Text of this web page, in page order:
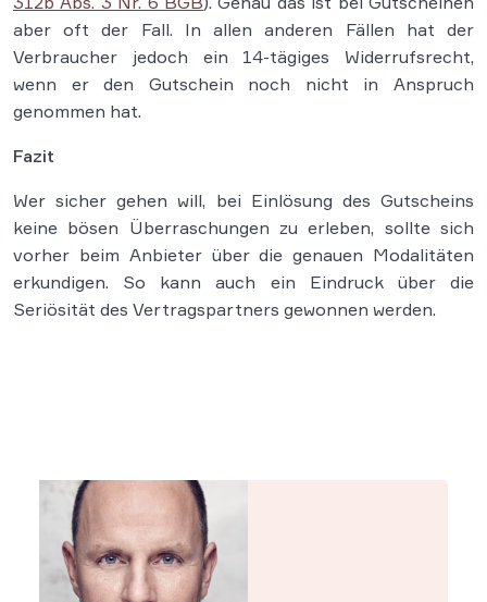
aber oft der Fall. In allen anderen Fällen hat der
Verbraucher jedoch ein 14-tägiges Widerrufsrecht,
wenn er den Gutschein noch nicht in Anspruch
genommen hat.
Fazit
Wer sicher gehen will, bei Einlösung des Gutscheins
keine bösen Überraschungen zu erleben, sollte sich
vorher beim Anbieter über die genauen Modalitäten
erkundigen. So kann auch ein Eindruck über die
Seriösität des Vertragspartners gewonnen werden.